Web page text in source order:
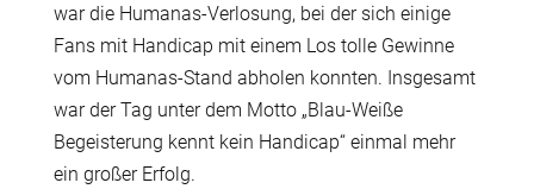
war die Humanas-Verlosung, bei der sich einige
Fans mit Handicap mit einem Los tolle Gewinne
vom Humanas-Stand abholen konnten. Insgesamt
war der Tag unter dem Motto „Blau-Weiße
Begeisterung kennt kein Handicap“ einmal mehr
ein großer Erfolg.